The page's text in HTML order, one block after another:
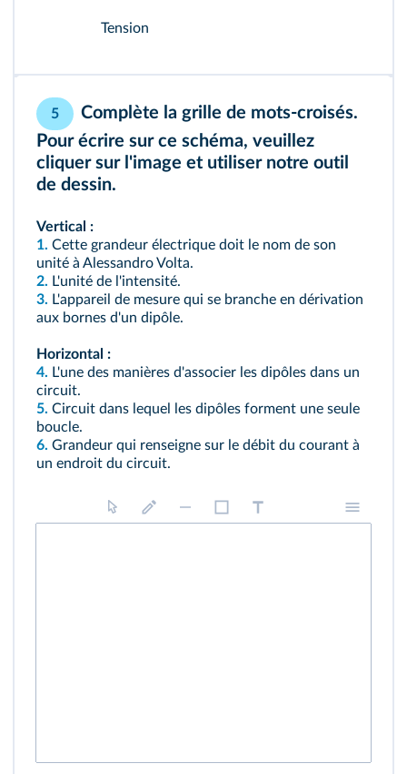
Tension
5
Complète la grille de mots-croisés.
Pour écrire sur ce schéma, veuillez
cliquer sur l'image et utiliser notre outil
de dessin.
Vertical :
1. Cette grandeur électrique doit le nom de son
unité à Alessandro Volta.
2. L'unité de l'intensité.
3. L'appareil de mesure qui se branche en dérivation
aux bornes d'un dipôle.
Horizontal :
4. L'une des manières d'associer les dipôles dans un
circuit.
5. Circuit dans lequel les dipôles forment une seule
boucle.
6. Grandeur qui renseigne sur le débit du courant à
un endroit du circuit.